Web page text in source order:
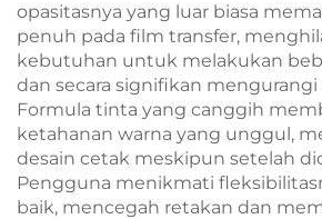
opasitasnya yang luar biasa
penuh pada film transfer,
kebutuhan untuk melakukan
dan secara signifikan
Formula tinta yang canggih
ketahanan warna yang unggul,
desain cetak meskipun setelah
Pengguna menikmati
baik, mencegah retakan dan